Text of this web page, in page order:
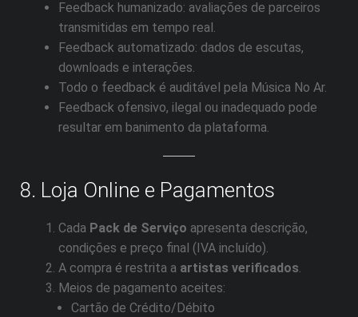
Feedback humanizado: avaliações de parceiros
transmitidas em tempo real.
Feedback automatizado: dados de escutas,
downloads e interações.
Todo o feedback é auditável pela Música No Ar.
Feedback ofensivo, ilegal ou inadequado pode
resultar em banimento da plataforma.
8. Loja Online e Pagamentos
Cada Pack de Serviço apresenta descrição,
condições e preço final (IVA incluído).
A compra é restrita a artistas verificados.
Meios de pagamento aceites:
Cartão de Crédito/Débito